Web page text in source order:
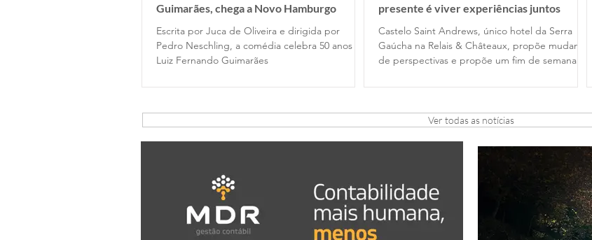
Guimarães, chega a Novo Hamburgo
Escrita por Juca de Oliveira e dirigida por
Pedro Neschling, a comédia celebra 50 anos de
Luiz Fernando Guimarães
presente é viver experiências juntos
Castelo Saint Andrews, único hotel da Serra
Gaúcha na Relais & Châteaux, propõe mudança
de perspectivas e propõe um fim de semana de
Gramado, com festival harmonizado exclusivo na
Ver todas as notícias